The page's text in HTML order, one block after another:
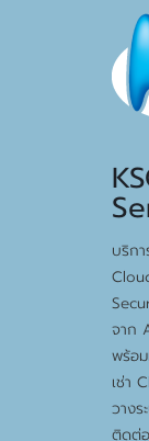
บริก
จาก
พร้อ
เช่า
วาง
ติดต่